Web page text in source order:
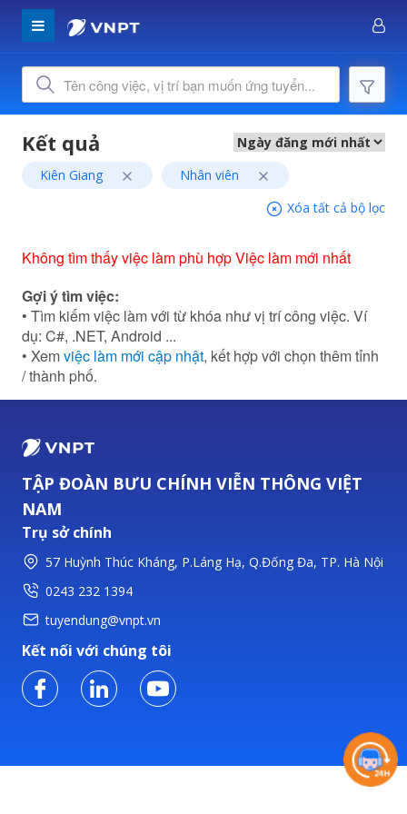
Kiên Giang
Nhân viên
Xóa tất cả bộ lọc
Không tìm thấy việc làm phù hợp Việc làm mới nhất
Gợi ý tìm việc:
• Tìm kiếm việc làm với từ khóa như vị trí công việc. Ví
dụ: C#, .NET, Android ...
• Xemviệc làm mới cập nhật, kết hợp với chọn thêm tỉnh
/ thành phố.
TẬP ĐOÀN BƯU CHÍNH VIỄN THÔNG VIỆT
NAM
Trụ sở chính
57 Huỳnh Thúc Kháng, P.Láng Hạ, Q.Đống Đa, TP. Hà Nội
0243 232 1394
tuyendung@vnpt.vn
Kết nối với chúng tôi